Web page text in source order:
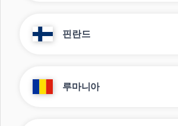
핀란드
루마니아